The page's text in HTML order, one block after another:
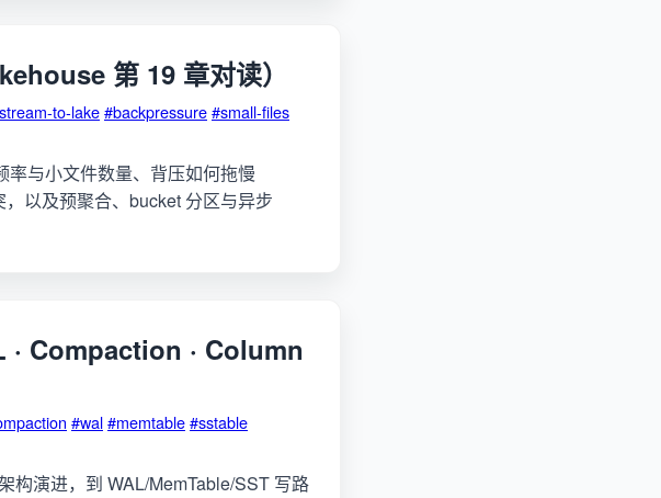
第 19 章对读）
to-lake#backpressure#small-files
与小文件数量、背压如何拖慢
以及预聚合、bucket 分区与异步
· Compaction · Column
#wal#memtable#sstable
构演进，到 WAL/MemTable/SST 写路